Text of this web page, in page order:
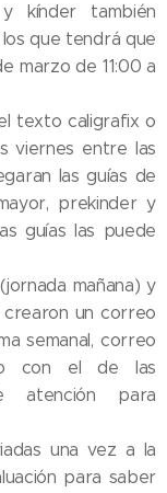
kínder también
que tendrá que
marzo de 11:00 a
texto caligrafix o
viernes entre las
las guías de
prekinder y
guías las puede
mañana) y
crearon un correo
semanal, correo
con el de las
atención para
una vez a la
para saber